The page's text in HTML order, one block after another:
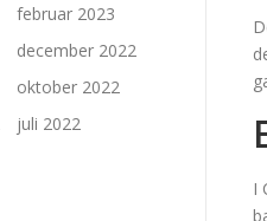
I
februar 2023
december 2022
oktober 2022
juli 2022